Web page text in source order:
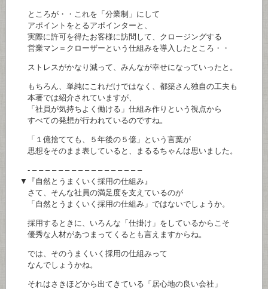
ところが・・これを「分業制」にして
アポイントをとるアポインターと、
実際に許可を得たお客様に訪問して、クロージングする
営業マン＝クローザーという仕組みを導入したところ・・
ストレスがかなり減って、みんなが幸せになっていったと。
もちろん、単純にこれだけではなく、都築さん独自の工夫も
本著では紹介されていますが、
「社員が気持ちよく働ける」仕組み作りという視点から
すべての発想が行われているのですね。
「１億捨てても、５年後の５億」という言葉が
思想をそのまま表していると、まるるちゃんは思いました。
- – – – – – – – – – – – – – – – – –
▼『自然とうまくいく採用の仕組み』
さて、そんな社員の満足度を支えているのが
「自然とうまくいく採用の仕組み」ではないでしょうか。
採用するときに、いろんな「仕掛け」をしているからこそ
優秀な人材があつまってくるとも言えますからね。
では、そのうまくいく採用の仕組みって
なんでしょうかね。
それはさきほどから出てきている「居心地の良い会社」